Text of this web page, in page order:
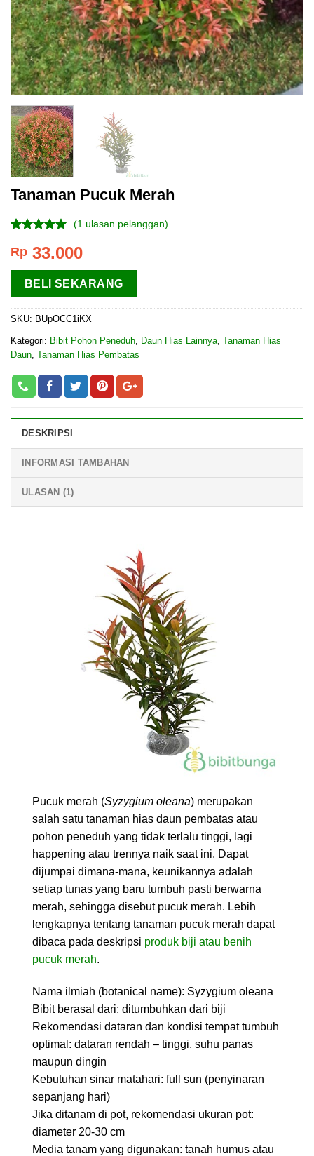
Tanaman Pucuk Merah
5.00 dari 5
pelanggan
(1 ulasan pelanggan)
Rp 33.000
BELI SEKARANG
SKU: BUpOCC1iKX
Kategori: Bibit Pohon Peneduh, Daun Hias Lainnya, Tanaman Hias
Daun, Tanaman Hias Pembatas
DESKRIPSI
INFORMASI TAMBAHAN
ULASAN (1)
Pucuk merah (Syzygium oleana) merupakan
salah satu tanaman hias daun pembatas atau
pohon peneduh yang tidak terlalu tinggi, lagi
happening atau trennya naik saat ini. Dapat
dijumpai dimana-mana, keunikannya adalah
setiap tunas yang baru tumbuh pasti berwarna
merah, sehingga disebut pucuk merah. Lebih
lengkapnya tentang tanaman pucuk merah dapat
dibaca pada deskripsi produk biji atau benih
pucuk merah.
Nama ilmiah (botanical name): Syzygium oleana
Bibit berasal dari: ditumbuhkan dari biji
Rekomendasi dataran dan kondisi tempat tumbuh
optimal: dataran rendah – tinggi, suhu panas
maupun dingin
Kebutuhan sinar matahari: full sun (penyinaran
sepanjang hari)
Jika ditanam di pot, rekomendasi ukuran pot:
diameter 20-30 cm
Media tanam yang digunakan: tanah humus atau